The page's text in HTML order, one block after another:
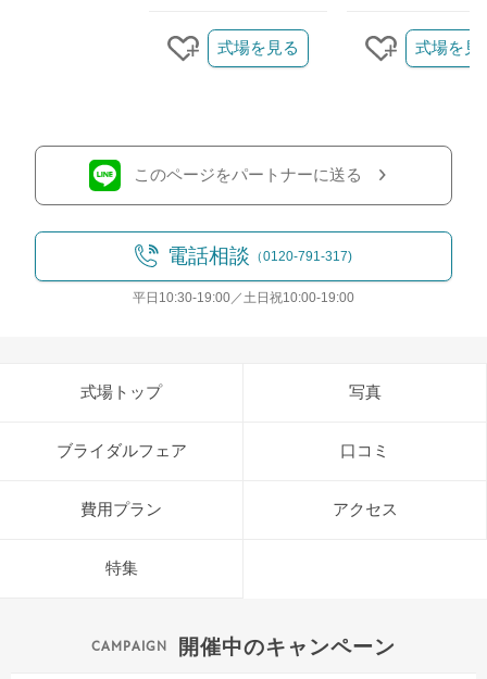
クリップする
式場を見る
クリップす
式場を見
このページをパートナーに送る
電話相談 （0120-791-317)
平日10:30-19:00／土日祝10:00-19:00
式場トップ 写真
ブライダルフェア 口コミ
費用プラン アクセス
特集
開催中のキャンペーン